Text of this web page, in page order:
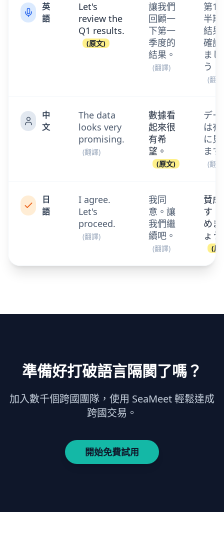
英
語
Let's
review the
Q1 results.
(原文)
讓我們
回顧一
下第一
季度的
結果。
(翻譯)
第1
半期
結果
確認
ま
う。
(翻譯
中
文
The data
looks very
promising.
(翻譯)
數據看
起來很
有希
望。
(原文)
デー
は有
に見
ま
(翻譯
日
語
I agree.
Let's
proceed.
(翻譯)
我同
意。讓
我們繼
續吧。
(翻譯)
賛成
す。
めま
ょ
(原
準備好打破語言隔閡了嗎？
加入數千個跨國團隊，使用 SeaMeet 輕鬆達成
跨國交易。
開始免費試用